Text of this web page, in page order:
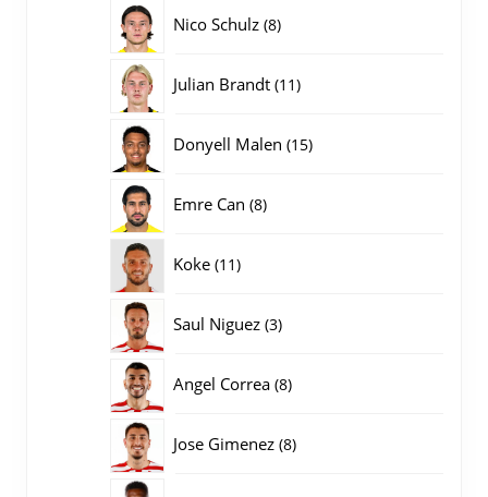
Nico Schulz 88
Julian Brandt 1111
Donyell Malen 1515
Emre Can 88
Koke 1111
Saul Niguez 33
Angel Correa 88
Jose Gimenez 88